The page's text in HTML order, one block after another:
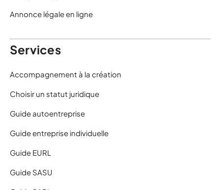
Annonce légale en ligne
Services
Accompagnement à la création
Choisir un statut juridique
Guide autoentreprise
Guide entreprise individuelle
Guide EURL
Guide SASU